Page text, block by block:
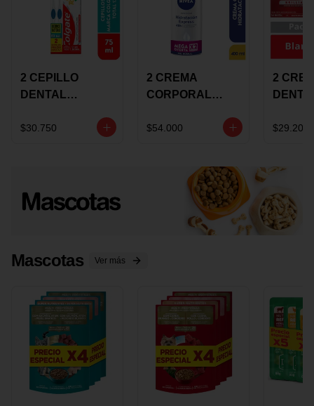
2 CEPILLO
DENTAL
+CREMA
$30.750
2 CREMA
CORPORAL
EXPRESS
OFERTA
$54.000
2
$29.200
Mascotas Ver más